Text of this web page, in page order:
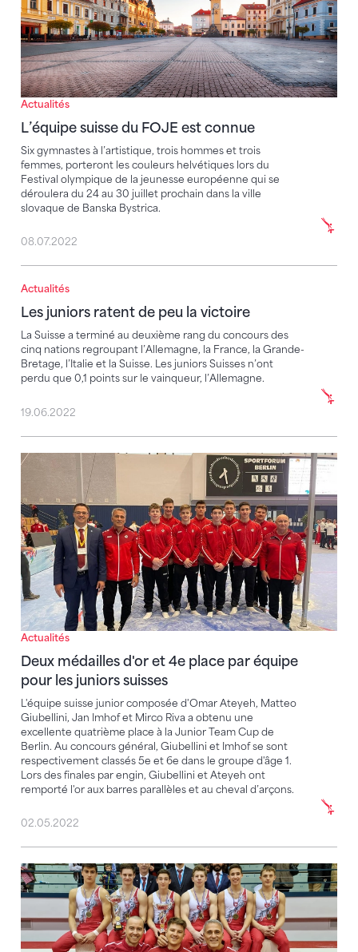
Actualités
L’équipe suisse du FOJE est connue
Six gymnastes à l’artistique, trois hommes et trois
femmes, porteront les couleurs helvétiques lors du
Festival olympique de la jeunesse européenne qui se
déroulera du 24 au 30 juillet prochain dans la ville
slovaque de Banska Bystrica.
08.07.2022
Actualités
Les juniors ratent de peu la victoire
La Suisse a terminé au deuxième rang du concours des
cinq nations regroupant l’Allemagne, la France, la Grande-
Bretage, l’Italie et la Suisse. Les juniors Suisses n’ont
perdu que 0,1 points sur le vainqueur, l’Allemagne.
Les juniors ratent de peu la victoire
19.06.2022
Actualités
Deux médailles d'or et 4e place par équipe
pour les juniors suisses
L'équipe suisse junior composée d'Omar Ateyeh, Matteo
Giubellini, Jan Imhof et Mirco Riva a obtenu une
excellente quatrième place à la Junior Team Cup de
Berlin. Au concours général, Giubellini et Imhof se sont
respectivement classés 5e et 6e dans le groupe d'âge 1.
Lors des finales par engin, Giubellini et Ateyeh ont
remporté l'or aux barres parallèles et au cheval d’arçons.
Deux médailles d'or et 4e place par équipe pour les
02.05.2022
Giubellini triomphe lors du match international